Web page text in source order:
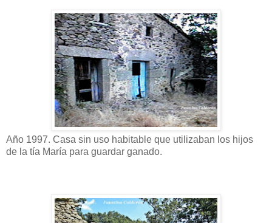
Año 1997. Casa sin uso habitable que utilizaban los hijos
de la tía María para guardar ganado.